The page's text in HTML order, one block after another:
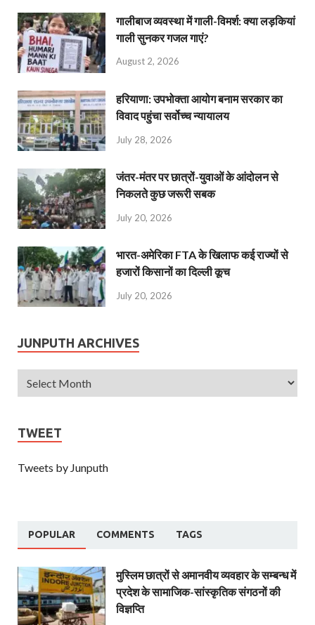
गालीबाज व्‍यवस्‍था में गाली-विमर्श: क्या लड़कियां
गाली सुनकर गजल गाएं?
August 2, 2026
हरियाणा: उपभोक्ता आयोग बनाम सरकार का
विवाद पहुंचा सर्वोच्च न्यायालय
July 28, 2026
जंतर-मंतर पर छात्रों-युवाओं के आंदोलन से
निकलते कुछ जरूरी सबक
July 20, 2026
भारत-अमेरिका FTA के खिलाफ कई राज्यों से
हजारों किसानों का दिल्ली कूच
July 20, 2026
JUNPUTH ARCHIVES
TWEET
Tweets by Junputh
POPULAR COMMENTS TAGS
मुस्लिम छात्रों से अमानवीय व्यवहार के सम्बन्ध में
प्रदेश के सामाजिक-सांस्कृतिक संगठनों की
विज्ञप्ति